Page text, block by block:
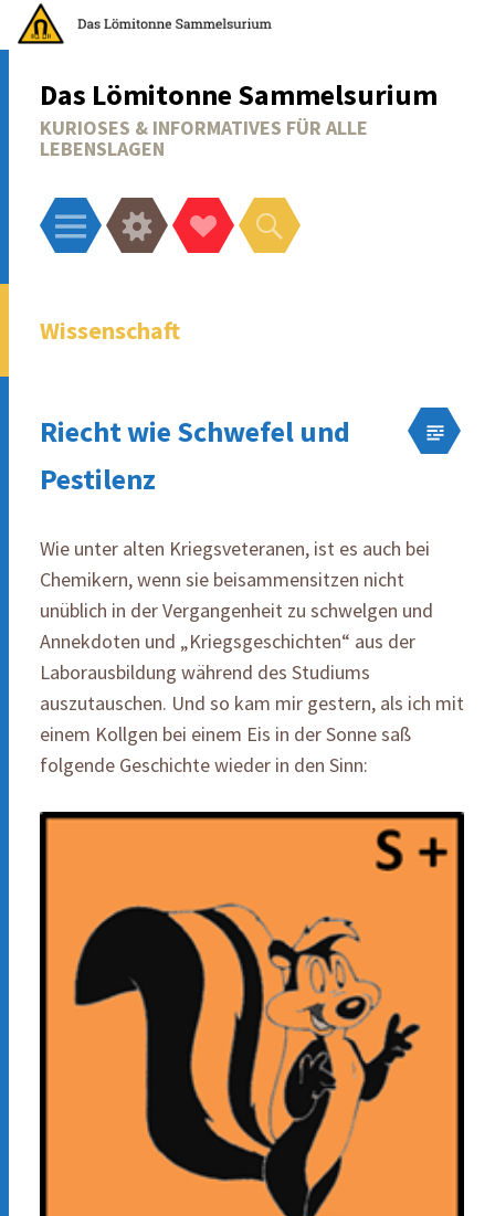
Das Lömitonne Sammelsurium
KURIOSES & INFORMATIVES FÜR ALLE
LEBENSLAGEN
Menü WidgetsSocial-
Links
Suchen
Wissenschaft
Riecht wie Schwefel und
Pestilenz
Wie unter alten Kriegsveteranen, ist es auch bei
Chemikern, wenn sie beisammensitzen nicht
unüblich in der Vergangenheit zu schwelgen und
Annekdoten und „Kriegsgeschichten“ aus der
Laborausbildung während des Studiums
auszutauschen. Und so kam mir gestern, als ich mit
einem Kollgen bei einem Eis in der Sonne saß
folgende Geschichte wieder in den Sinn: